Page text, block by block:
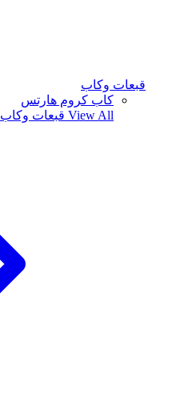
قبعات وكاب
كاب كروم هارتس
View All قبعات وكاب